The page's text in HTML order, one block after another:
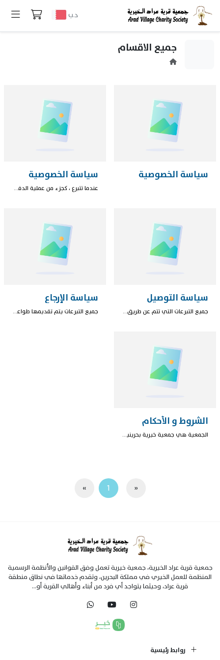
د.ب
جميع الاقسام
سياسة الخصوصية سياسة الخصوصية
عندما تتبرع ، كجزء من عملية الدفع والتبرع، نقوم بجمع المعلومات الشخصية التي تقدمها لنا مثل اسمك وعنوانك وعنوان بريدك الإلكتروني. قد يتم الإفصاح عن المعلومات التي تم جمعها إلى سلطات إنفاذ القانون أو السلطة القضائية أو غيرهم من المسؤولين الحكوميين ، لأغراض منع أي عملية تتعلق بغسيل الأموال أو تمويل الإرهاب بما يتوافق مع لائحة منع غسل الأموال. لا تحتفظ الجمعية بأي بيانات حساسة تتعلق ببطاقة الإتمان المستخدمة للدفع.
سياسة التوصيل
جميع التبرعات التي تتم عن طريق هذه الخدمة يتم تقديمها إلى الجمعية المقيدة في وزارة العمل والتنمية الإجتماعية تحت قيد ، المرخصة لجمع المال وصرفه على الأوجه المحددة طبقا لللإجراءات والسياسات التي يقرها الصندوق ووفق الضوابط المحددة في قوانين مملكة البحرين. سوف يتلقى المتبرعون رسالة الكترونية أو نصية على هاتفه، وتعتبر هذه الرسالة وصلاً للاستلام.
سياسة الإرجاع
جميع التبرعات يتم تقديمها طواعيةً. جميع التبرعات ستصل إلى مستحقيها وغير مسترجعة إلا إذا تحقق السبب التالي: إذا تبرع المتبرع عن طريق الخطأ أو تم تقديم التبرع بمبلغ غير صحيح أو لم تكن الجمعية الجهة الخيرية التي قصدها المتبرع. في الحالة السابقة، يرجى الاتصال بالجمعية كتابياً في أقرب فرصة ممكنة بحيث لا تتعدى اسبوع من تاريخ المعاملة. تدرس الجمعية إمكانية إرجاع المبالغ المستردة من عدمه بعد التحقق من شخصية المتبرع، ويتم الإرجاع بالطريقة المناسبة (نقداً/ تحويل مصرفي) بحسب ما تراه الجمعية، وفي غضون فترة ثلاثين يوماً من تاريخ توفير البيانات التي تطلبها الجمعية، مخصوما منه أي مصروفات أو رسوم اقتطعت من المبلغ في عملية التبرع، أو تكون لازمة لعملية الإرجاع.
الشروط و الأحكام
الجمعية هي جمعية خيرية بحرينية مقيدة في وزارة العمل والتنمية الإجتماعية تحت قيد ، ومرخصة لجمع المال وصرفه على الأوجه المحددة طبقا لللإجراءات والسياسات التي تقرها ووفق الضوابط المحددة في قوانين مملكة البحرين. تتيح الجمعية خدمة التبرع الإلكتروني تسهيلا على المتبرعين، ويوافق المتبرعون على الأحكام الواردة أدناه: يقر المتبرع عند استخدامه لهذه الخدمة بأهليته القانونية لإجراء التبرعات. يفوض المتبرع مجلس إدارة الجمعية في تحديد إجراءات ومواعيد صرف المال المتبرع به، كما يفوضه بنقل التبرعات من باب إلى آخر إذا كان ذلك لازمًا. سوف تخصم من المبلغ المتبرع به الرسوم الإدارية التي تتطلبها شبكات الصرف الإلكترونية ومصدري البطاقات. يوافق المتبرع على استلام الرسائل النصية والبريد الإلكتروني من الجمعية، مالم يقرر كتابيًا خلاف ذلك. لا تحتفظ الجمعية بأية بيانات خاصة ببطاقة الإئتمان، وأن إجراءات الدفع تتم وفقا للإجراءات المقرة من قبل مصرف البحرين المركزي. لن تكون الجمعية مسؤولة عن ضياع اسم المتبرع وكلمة السر التي استخدمها لإجراء عملية التبرع، أو عن أي معلومة مدخلة غير صحيحة أو أية إساءة استخدام للموقع من قبل المتبرع، والتي قد تشكل مخالفة لقوانين مملكة البحرين. يقر المتبرع أن الأموال التي تبرع بها أموال نظيفة، ومتحصلة بسبب مشروع ولا تخفي أية عمليات غير مشروعة.
«
1
»
جمعية قرية عراد الخيرية، جمعية خيرية تعمل وفق القوانين والأنظمة الرسمية
المنظمة للعمل الخيري في مملكة البحرين، وتقدم خدماتها في نطاق منطقة
قرية عراد، وحيثما يتواجد أي فرد من أبناء وأهالي القرية أو...
روابط رئيسية